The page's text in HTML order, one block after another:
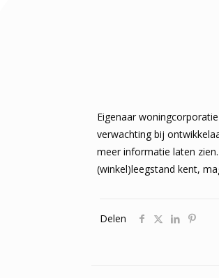
Eigenaar
verwachting bij
meer informatie laten
(winkel)leegstand kent,
Delen